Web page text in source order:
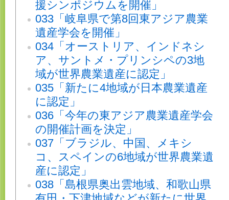
援シンポジウムを開催」
033「岐阜県で第8回東アジア農業
遺産学会を開催」
034「オーストリア、インドネシ
ア、サントメ・プリンシペの3地
域が世界農業遺産に認定」
035「新たに4地域が日本農業遺産
に認定」
036「今年の東アジア農業遺産学会
の開催計画を決定」
037「ブラジル、中国、メキシ
コ、スペインの6地域が世界農業遺
産に認定」
038「島根県奥出雲地域、和歌山県